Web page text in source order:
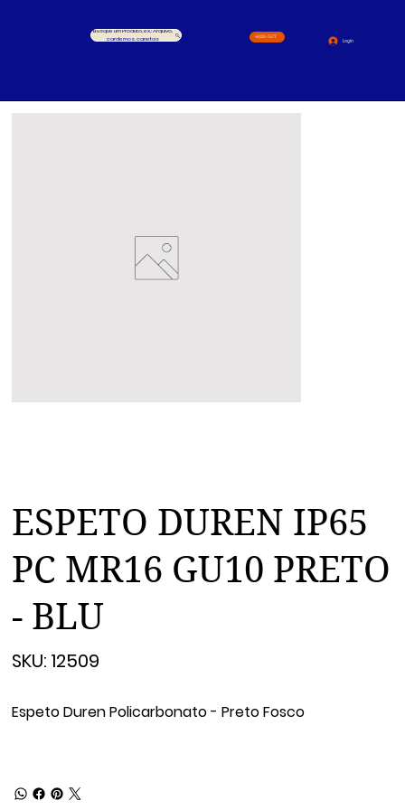
Busque um Produto, ex.: Arquivo,
cardernos, canetas
4000-1517
Login
ESPETO DUREN IP65
PC MR16 GU10 PRETO
- BLU
SKU:
12509
12509
Espeto Duren Policarbonato - Preto Fosco